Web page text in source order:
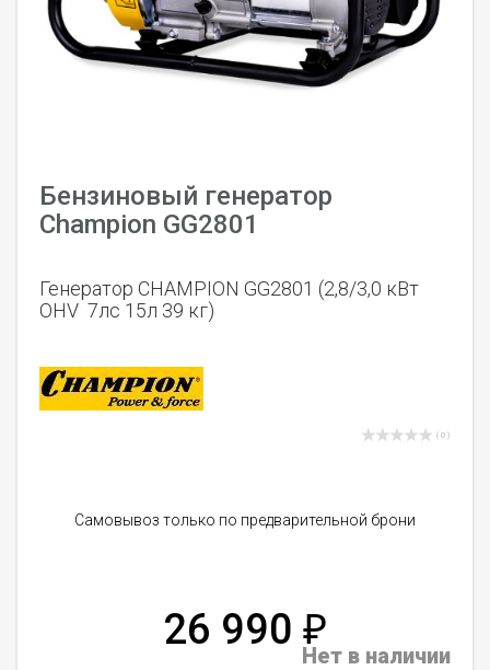
Бензиновый генератор
Champion GG2801
Генератор CHAMPION GG2801 (2,8/3,0 кВт
OHV 7лс 15л 39 кг)
( 0 )
Самовывоз только по предварительной брони
26 990 ₽
Нет в наличии